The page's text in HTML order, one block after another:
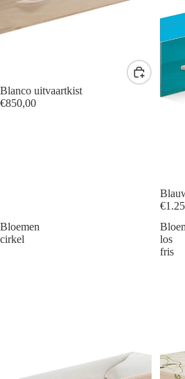
Blanco uitvaartkist
€850,00
Bloemen
cirkel
los
fris